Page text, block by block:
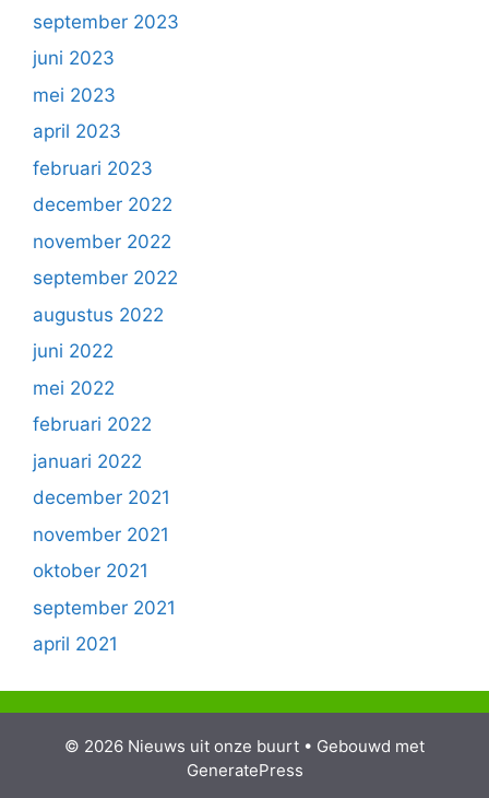
september 2023
juni 2023
mei 2023
april 2023
februari 2023
december 2022
november 2022
september 2022
augustus 2022
juni 2022
mei 2022
februari 2022
januari 2022
december 2021
november 2021
oktober 2021
september 2021
april 2021
© 2026 Nieuws uit onze buurt • Gebouwd met
GeneratePress